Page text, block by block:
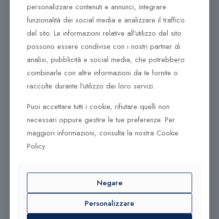
stessi, ma è un viaggio che hanno deciso di
intraprendere e contano su di noi per unirci a loro in
questa avventura.
Collezione New Essentials
Gli elementi essenziali incarnano la mancanza di
sforzo. Eleganza e raffinatezza per una dichiarazione
Anelli placcati in oro 18 carati con audaci forme
geometriche e lati sfaccettati con pietre baguette e
zirconi incastonati. Anelli crossover a tripla o doppia
fascia: un interessante gioco di strati creato con una
personalizzare contenuti e annunci, integrare
funzionalità dei social media e analizzare il traffico
del sito. Le informazioni relative all’utilizzo del sito
possono essere condivise con i nostri partner di
analisi, pubblicità e social media, che potrebbero
combinarle con altre informazioni da te fornite o
raccolte durante l’utilizzo dei loro servizi.
Puoi accettare tutti i cookie, rifiutare quelli non
necessari oppure gestire le tue preferenze. Per
maggiori informazioni, consulta la nostra Cookie
Policy.
Negare
Personalizzare